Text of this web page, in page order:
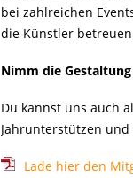
bei zahlreichen
die Künstler
Nimm die
Du kannst uns auch
Jahrunterstützen
Lade hier den